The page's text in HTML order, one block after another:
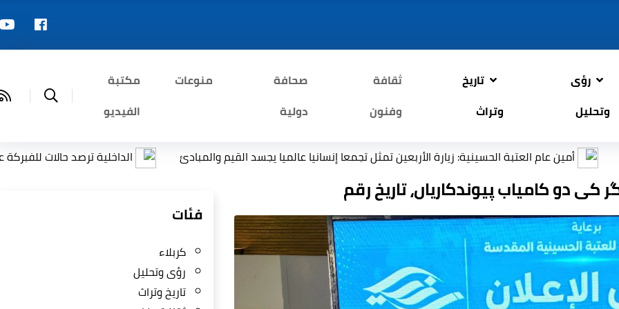
رؤى
وتحليل
تاريخ
وتراث
ثقافة
وفنون
صحافة
دولية
منوعات
مكتبة
الفيديو
زيارة الأربعين تمثل تجمعا إنسانيا عالميا يجسد القيم والمبادئ الداخلية ترصد حالات للفبركة عبر الذكاء الاصطناعي واعادة
دو کامیاب پیوندکاریاں، تاریخ رقم
فئات
كربلاء
رؤى وتحليل
تاريخ وتراث